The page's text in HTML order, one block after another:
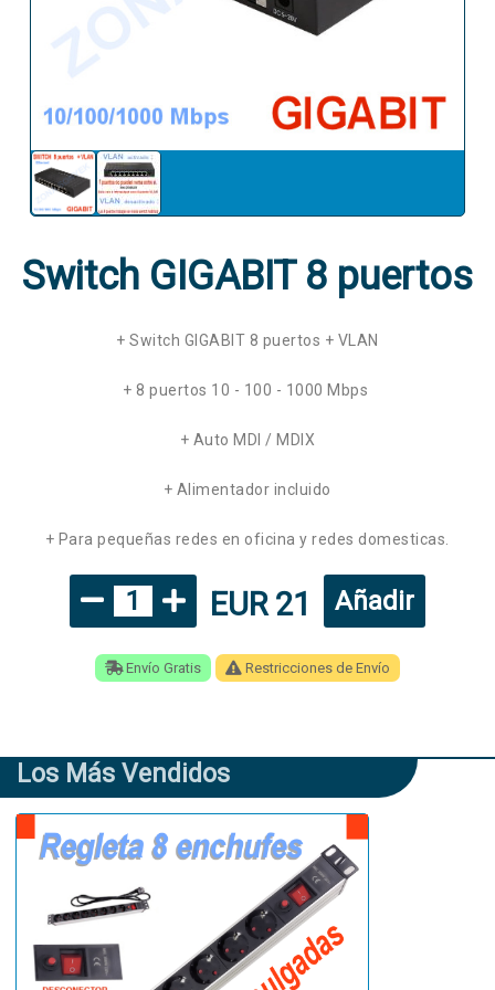
Switch GIGABIT 8 puertos
+ Switch GIGABIT 8 puertos + VLAN
+ 8 puertos 10 - 100 - 1000 Mbps
+ Auto MDI / MDIX
+ Alimentador incluido
+ Para pequeñas redes en oficina y redes domesticas.
1 EUR 21 Añadir
Envío Gratis Restricciones de Envío
Los Más Vendidos